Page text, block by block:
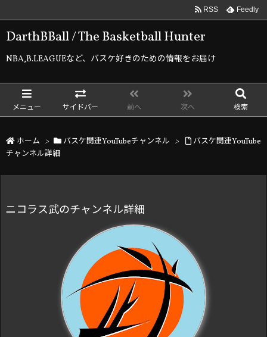
DarthBBall / The Basketball Hunter
NBA,B.LEAGUEなど、バスケ好きのための情報をお届け
メニュー サイドバー 前へ 次へ 検索
RSS Feedly
ホーム > バスケ関連YouTubeチャンネル >
バスケ関連YouTube
チャンネル詳細
ニコラス武のチャンネル詳細